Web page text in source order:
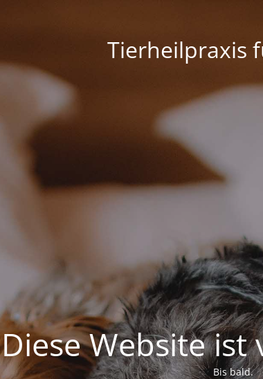
Tierheilpraxis
Diese Website
Bis bald.